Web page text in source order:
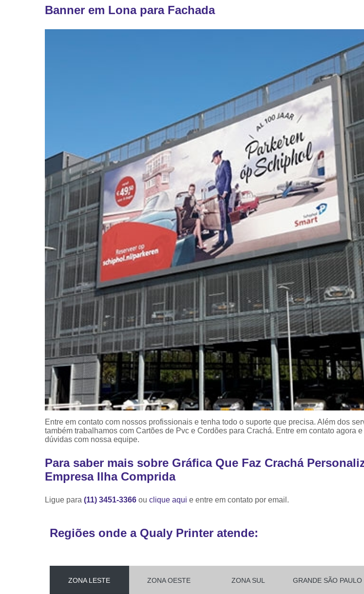
Crachá
Crachás
Impressora
Porta
Porta
Porta Crachá
Ribbon
Ribbon
Ribbon
Ribbon
Ribbon da
Banner em Lona para Fachada
Entre em contato com nossos profissionais e tenha todo o suporte que precisa. Além dos
também trabalhamos com Cartões de Pvc e Cordões para Crachá. Entre em contato agora
dúvidas com nossa equipe.
Para saber mais sobre Gráfica Que Faz Crachá
Empresa Ilha Comprida
Ligue para (11) 3451-3366 ou clique aqui e entre em contato por email.
Regiões onde a Qualy Printer atende:
ZONA LESTE ZONA OESTE ZONA SUL GRANDE SÃO PAULO